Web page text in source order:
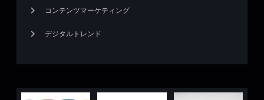
コンテンツマーケティング
デジタルトレンド